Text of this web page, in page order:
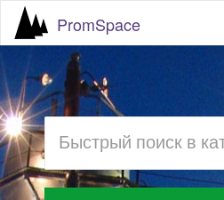
PromSpace